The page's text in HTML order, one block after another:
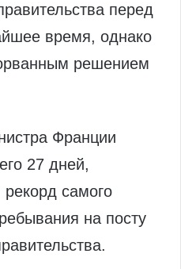
перед
время, однако
решением
Франции
27 дней,
самого
на посту